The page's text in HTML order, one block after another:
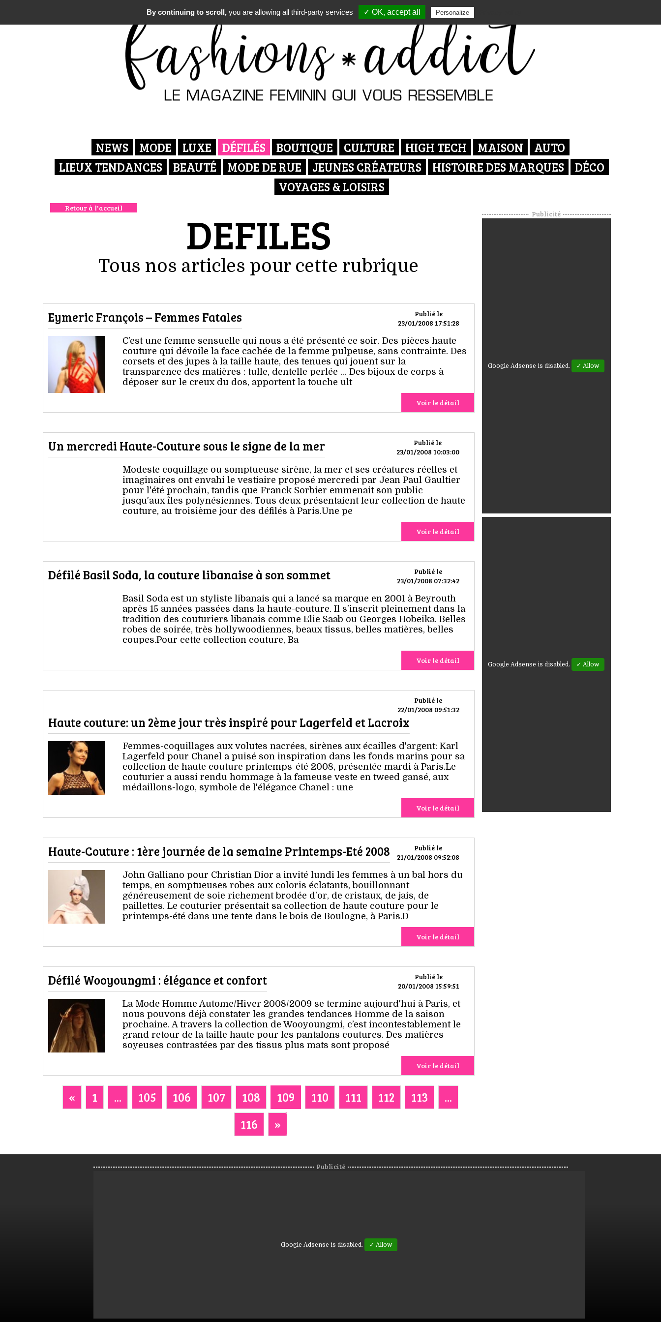
NEWS MODE LUXE DÉFILÉS BOUTIQUE CULTURE HIGH TECH MAISON
AUTO
LIEUX TENDANCES
BEAUTÉ MODE DE RUE JEUNES CRÉATEURS HISTOIRE DES MARQUES
DÉCO
VOYAGES & LOISIRS
Retour à l'accueil DEFILES
Tous nos articles pour cette rubrique
Publié le
23/01/2008 17:51:28
Eymeric François – Femmes Fatales
C’est une femme sensuelle qui nous a été présenté ce soir. Des pièces haute
couture qui dévoile la face cachée de la femme pulpeuse, sans contrainte. Des
corsets et des jupes à la taille haute, des tenues qui jouent sur la
transparence des matières : tulle, dentelle perlée … Des bijoux de corps à
déposer sur le creux du dos, apportent la touche ult
Voir le détail
Publié le
23/01/2008 10:03:00
Un mercredi Haute-Couture sous le signe de la mer
Modeste coquillage ou somptueuse sirène, la mer et ses créatures réelles et
imaginaires ont envahi le vestiaire proposé mercredi par Jean Paul Gaultier
pour l'été prochain, tandis que Franck Sorbier emmenait son public
jusqu'aux îles polynésiennes. Tous deux présentaient leur collection de haute
couture, au troisième jour des défilés à Paris.Une pe
Voir le détail
Publié le
23/01/2008 07:32:42
Défilé Basil Soda, la couture libanaise à son sommet
Basil Soda est un styliste libanais qui a lancé sa marque en 2001 à Beyrouth
après 15 années passées dans la haute-couture. Il s'inscrit pleinement dans la
tradition des couturiers libanais comme Elie Saab ou Georges Hobeika. Belles
robes de soirée, très hollywoodiennes, beaux tissus, belles matières, belles
coupes.Pour cette collection couture, Ba
Voir le détail
Publié le
22/01/2008 09:51:32
Haute couture: un 2ème jour très inspiré pour Lagerfeld et Lacroix
Femmes-coquillages aux volutes nacrées, sirènes aux écailles d'argent: Karl
Lagerfeld pour Chanel a puisé son inspiration dans les fonds marins pour sa
collection de haute couture printemps-été 2008, présentée mardi à Paris.Le
couturier a aussi rendu hommage à la fameuse veste en tweed gansé, aux
médaillons-logo, symbole de l'élégance Chanel : une
Voir le détail
Publié le
21/01/2008 09:52:08
Haute-Couture : 1ère journée de la semaine Printemps-Eté 2008
John Galliano pour Christian Dior a invité lundi les femmes à un bal hors du
temps, en somptueuses robes aux coloris éclatants, bouillonnant
généreusement de soie richement brodée d'or, de cristaux, de jais, de
paillettes. Le couturier présentait sa collection de haute couture pour le
printemps-été dans une tente dans le bois de Boulogne, à Paris.D
Voir le détail
Publié le
20/01/2008 15:59:51
Défilé Wooyoungmi : élégance et confort
La Mode Homme Autome/Hiver 2008/2009 se termine aujourd'hui à Paris, et
nous pouvons déjà constater les grandes tendances Homme de la saison
prochaine. A travers la collection de Wooyoungmi, c’est incontestablement le
grand retour de la taille haute pour les pantalons coutures. Des matières
soyeuses contrastées par des tissus plus mats sont proposé
Voir le détail
« 1 ... 105 106 107 108 109 110 111 112 113
...
116
»
Publicité
Google Adsense is disabled. ✓ Allow
Google Adsense is disabled. ✓ Allow
Publicité
Google Adsense is disabled. ✓ Allow
By continuing to scroll, you are allowing all third-party services ✓ OK, accept all Personalize